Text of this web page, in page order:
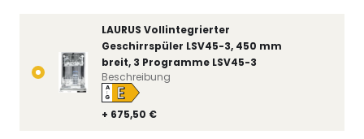
LAURUS Vollintegrierter
Geschirrspüler LSV45-3, 450 mm
breit, 3 Programme LSV45-3
+ 675,50 €
A
↑
G E
Beschreibung